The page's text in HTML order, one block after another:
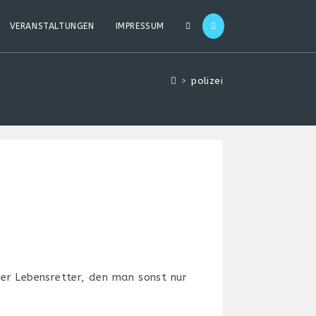
VERANSTALTUNGEN IMPRESSUM WEBSITE-
SUCHE
> polizei
Lebensretter, den man sonst nur